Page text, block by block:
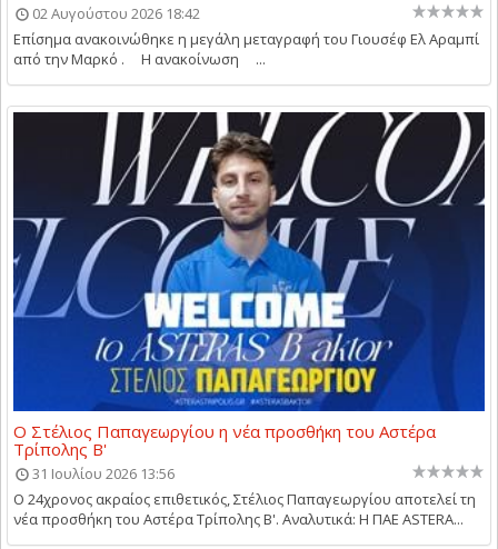
02 Αυγούστου 2026 18:42
Επίσημα ανακοινώθηκε η μεγάλη μεταγραφή του Γιουσέφ Ελ Αραμπί
από την Μαρκό . Η ανακοίνωση ...
Ο Στέλιος Παπαγεωργίου η νέα προσθήκη του Αστέρα
Τρίπολης Β'
31 Ιουλίου 2026 13:56
Ο 24χρονος ακραίος επιθετικός, Στέλιος Παπαγεωργίου αποτελεί τη
νέα προσθήκη του Αστέρα Τρίπολης Β'. Αναλυτικά: Η ΠΑΕ ASTERA...